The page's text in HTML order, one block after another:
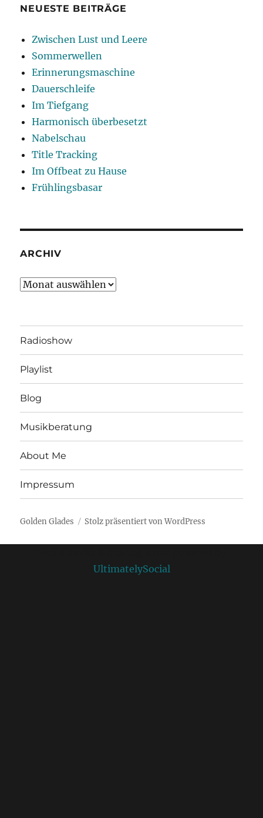
NEUESTE BEITRÄGE
Zwischen Lust und Leere
Sommerwellen
Erinnerungsmaschine
Dauerschleife
Im Tiefgang
Harmonisch überbesetzt
Nabelschau
Title Tracking
Im Offbeat zu Hause
Frühlingsbasar
ARCHIV
Archiv
Radioshow
Playlist
Blog
Musikberatung
About Me
Impressum
Golden Glades Stolz präsentiert von WordPress
UltimatelySocial